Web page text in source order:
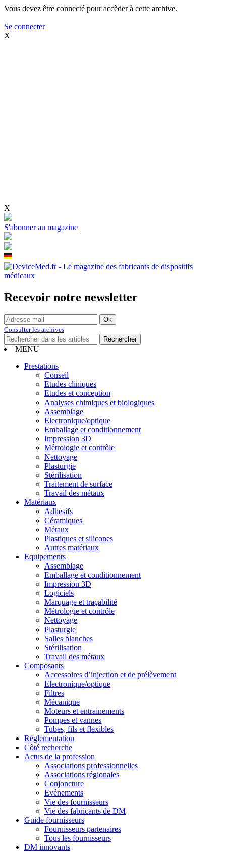
Vous devez être connecté pour accèder à cette archive.
Se connecter
X
X
S'abonner au magazine
Recevoir notre newsletter
Consulter les archives
MENU
Prestations
Conseil
Etudes cliniques
Etudes et conception
Analyses chimiques et biologiques
Assemblage
Electronique/optique
Emballage et conditionnement
Impression 3D
Métrologie et contrôle
Nettoyage
Plasturgie
Stérilisation
Traitement de surface
Travail des métaux
Matériaux
Adhésifs
Céramiques
Métaux
Plastiques et silicones
Autres matériaux
Equipements
Assemblage
Emballage et conditionnement
Impression 3D
Logiciels
Marquage et traçabilité
Métrologie et contrôle
Nettoyage
Plasturgie
Salles blanches
Stérilisation
Travail des métaux
Composants
Accessoires d’injection et de prélèvement
Electronique/optique
Filtres
Mécanique
Moteurs et entrainements
Pompes et vannes
Tubes, fils et flexibles
Réglementation
Côté recherche
Actus de la profession
Associations professionnelles
Associations régionales
Conjoncture
Evénements
Vie des fournisseurs
Vie des fabricants de DM
Guide fournisseurs
Fournisseurs partenaires
Tous les fournisseurs
DM innovants